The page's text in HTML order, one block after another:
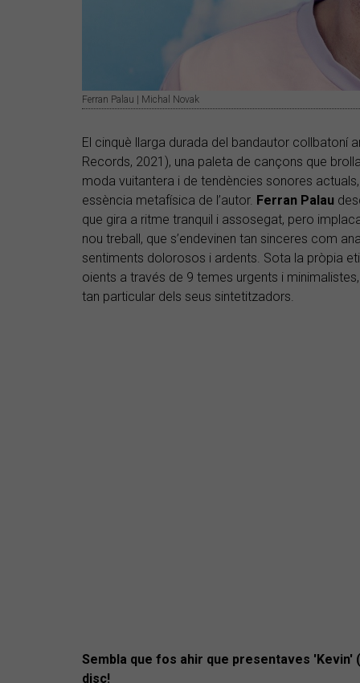
Ferran Palau | Michal Novak
El cinquè llarga durada del bandautor collbatoní
Records, 2021), una paleta de cançons que
moda vuitantera i de tendències sonores
essència metafísica de l’autor. Ferran Palau
que gira a ritme tranquil i assosegat, pero
nou treball, que s’endevinen tan sinceres com
sentiments dolorosos i ardents. Sota la pròpia
oients a través de 9 temes urgents i
tan particular dels seus sintetitzadors.
Sembla que fos ahir que presentaves 'Kevin'
disc!